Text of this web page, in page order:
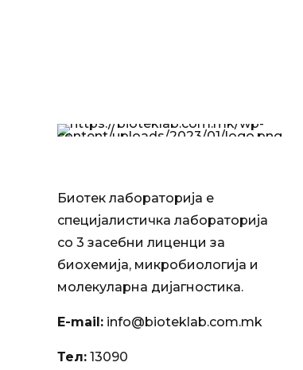
Биотек лабораторија е
специјалистичка лабораторија
со 3 засебни лиценци за
биохемија, микробиологија и
молекуларна дијагностика.
E-mail: info@bioteklab.com.mk
Тел: 13090